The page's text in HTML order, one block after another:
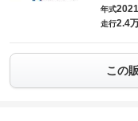
年式
走行2.4
この